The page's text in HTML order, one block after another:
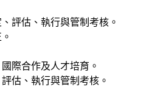
評估、執行與管制考核。
際合作及人才培育。
估、執行與管制考核。